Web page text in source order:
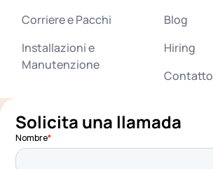
Corriere e Pacchi
Installazioni e
Manutenzione
Blog
Hiring
Contatto
Solicita una llamada